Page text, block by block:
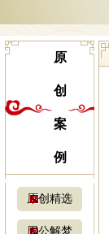
原
创
案
例
原创精选
周公解梦